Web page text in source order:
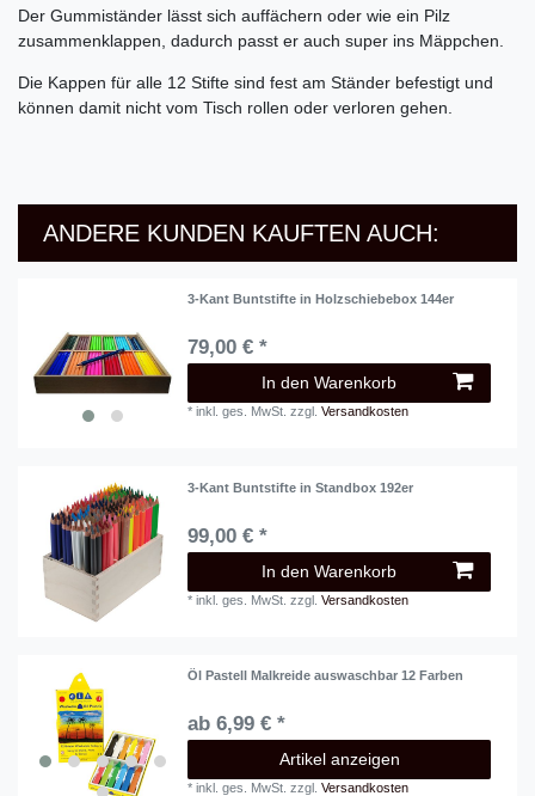
Der Gummiständer lässt sich auffächern oder wie ein Pilz
zusammenklappen, dadurch passt er auch super ins Mäppchen.
Die Kappen für alle 12 Stifte sind fest am Ständer befestigt und
können damit nicht vom Tisch rollen oder verloren gehen.
ANDERE KUNDEN KAUFTEN AUCH:
3-Kant Buntstifte in Holzschiebebox 144er
79,00 € *
In den Warenkorb
*inkl. ges. MwSt. zzgl.Versandkosten
3-Kant Buntstifte in Standbox 192er
99,00 € *
In den Warenkorb
*inkl. ges. MwSt. zzgl.Versandkosten
Öl Pastell Malkreide auswaschbar 12 Farben
ab 6,99 € *
Artikel anzeigen
*inkl. ges. MwSt. zzgl.Versandkosten